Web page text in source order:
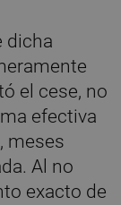
dicha
el cese, no
efectiva
meses
Al no
exacto de